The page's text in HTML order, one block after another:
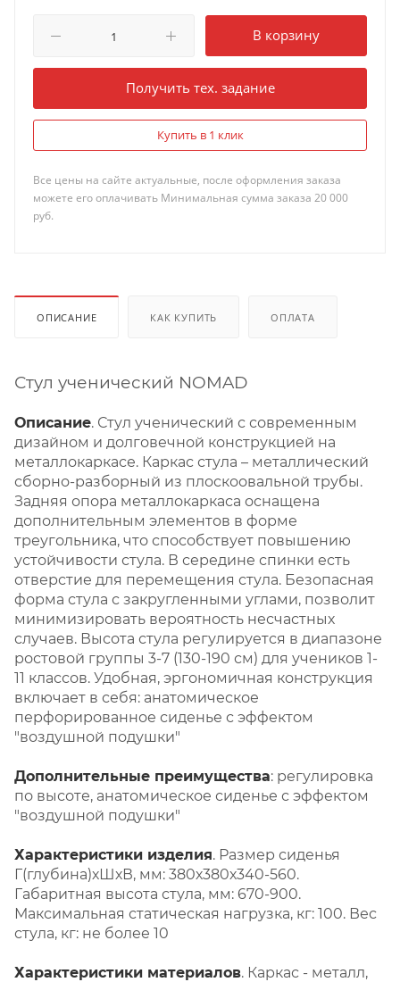
В корзину
Получить тех. задание
Купить в 1 клик
Все цены на сайте актуальные, после оформления заказа
можете его оплачивать Минимальная сумма заказа 20 000
руб.
ОПИСАНИЕ КАК КУПИТЬ ОПЛАТА
Стул ученический NOMAD
Описание. Стул ученический с современным
дизайном и долговечной конструкцией на
металлокаркасе. Каркас стула – металлический
сборно-разборный из плоскоовальной трубы.
Задняя опора металлокаркаса оснащена
дополнительным элементов в форме
треугольника, что способствует повышению
устойчивости стула. В середине спинки есть
отверстие для перемещения стула. Безопасная
форма стула с закругленными углами, позволит
минимизировать вероятность несчастных
случаев. Высота стула регулируется в диапазоне
ростовой группы 3-7 (130-190 см) для учеников 1-
11 классов. Удобная, эргономичная конструкция
включает в себя: анатомическое
перфорированное сиденье с эффектом
"воздушной подушки"
Дополнительные преимущества: регулировка
по высоте, анатомическое сиденье с эффектом
"воздушной подушки"
Характеристики изделия. Размер сиденья
Г(глубина)хШхВ, мм: 380х380х340-560.
Габаритная высота стула, мм: 670-900.
Максимальная статическая нагрузка, кг: 100. Вес
стула, кг: не более 10
Характеристики материалов. Каркас - металл,